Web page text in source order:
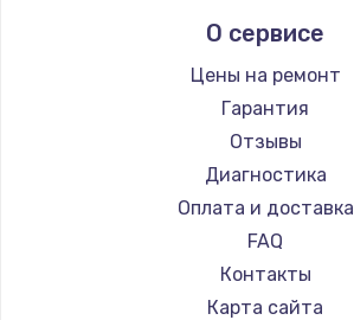
О сервисе
Цены на ремонт
Гарантия
Отзывы
Диагностика
Оплата и доставка
FAQ
Контакты
Карта сайта